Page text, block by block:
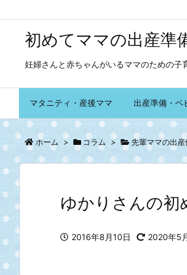
初めてママの出産準
妊婦さんと赤ちゃんがいるママのための子
マタニティ・産後ママ 出産準備・ベ
ホーム > コラム > 先輩ママの出産
ゆかりさんの初
2016年8月10日 2020年5